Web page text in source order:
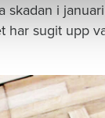
skadan i
har sugit upp